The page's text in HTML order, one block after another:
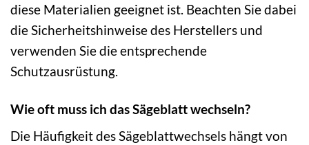
diese Materialien geeignet ist. Beachten Sie dabei
die Sicherheitshinweise des Herstellers und
verwenden Sie die entsprechende
Schutzausrüstung.
Wie oft muss ich das Sägeblatt wechseln?
Die Häufigkeit des Sägeblattwechsels hängt von